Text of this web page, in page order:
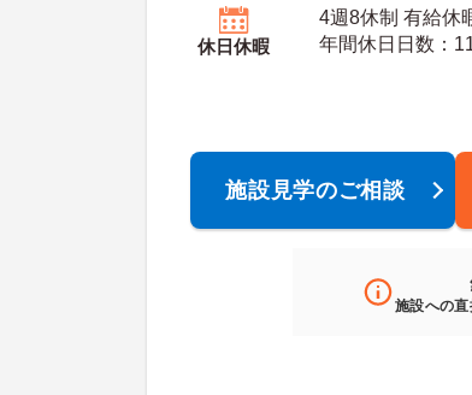
休日休暇
4週8休制 有給休
施設見学のご相談
施設への